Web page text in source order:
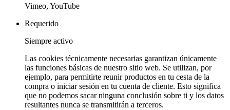
Vimeo, YouTube
Requerido
Siempre activo
Las cookies técnicamente necesarias garantizan únicamente
las funciones básicas de nuestro sitio web. Se utilizan, por
ejemplo, para permitirte reunir productos en tu cesta de la
compra o iniciar sesión en tu cuenta de cliente. Esto significa
que no podemos sacar ninguna conclusión sobre ti y los datos
resultantes nunca se transmitirán a terceros.